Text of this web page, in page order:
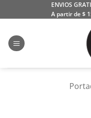
al
ENVIOS
A partir de $